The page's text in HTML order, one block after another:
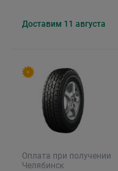
Доставим 11 августа
Оплата при получении
Челябинск